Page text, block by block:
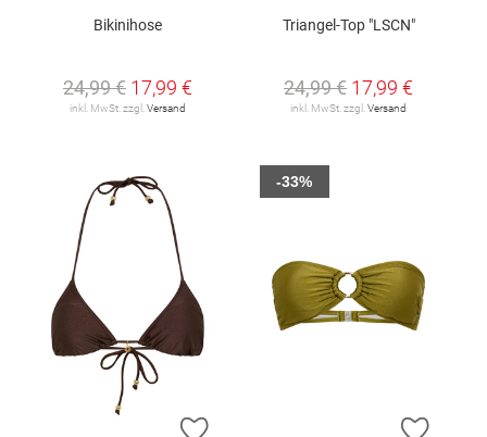
Bikinihose
24,99 € 17,99 €
inkl. MwSt. zzgl. Versand
Triangel-Top "LSCN"
24,99 € 17,99 €
inkl. MwSt. zzgl. Versand
ZUR WUNSCHLISTE HINZUFÜGEN
ZUR
-33%